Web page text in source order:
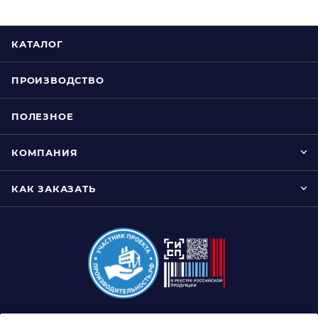
КАТАЛОГ
ПРОИЗВОДСТВО
ПОЛЕЗНОЕ
КОМПАНИЯ
КАК ЗАКАЗАТЬ